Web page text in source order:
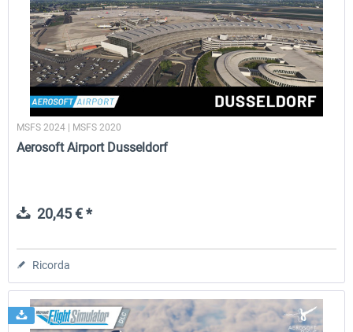
MSFS 2024 | MSFS 2020
Aerosoft Airport Dusseldorf
20,45 € *
Ricorda